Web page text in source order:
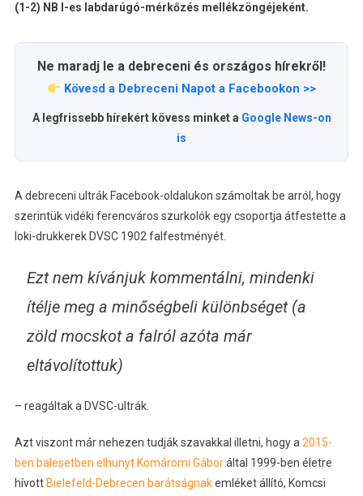
(1-2) NB I-es labdarúgó-mérkőzés mellékzöngéjeként.
Ne maradj le a debreceni és országos hírekről!
Kövesd a Debreceni Napot a Facebookon >>
A legfrissebb hírekért kövess minket a Google News-on
is
A debreceni ultrák Facebook-oldalukon számoltak be arról, hogy
szerintük vidéki ferencváros szurkolók egy csoportja átfestette a
loki-drukkerek DVSC 1902 falfestményét.
Ezt nem kívánjuk kommentálni, mindenki
ítélje meg a minőségbeli különbséget (a
zöld mocskot a falról azóta már
eltávolítottuk)
– reagáltak a DVSC-ultrák.
Azt viszont már nehezen tudják szavakkal illetni, hogy a 2015-
ben balesetben elhunyt Komáromi Gáboráltal 1999-ben életre
hívott Bielefeld-Debrecen barátságnakemléket állító, Komcsi